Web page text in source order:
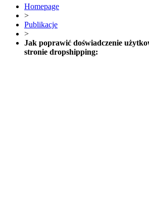
Homepage
>
Publikacje
>
Jak poprawić doświadczenie
stronie dropshipping: